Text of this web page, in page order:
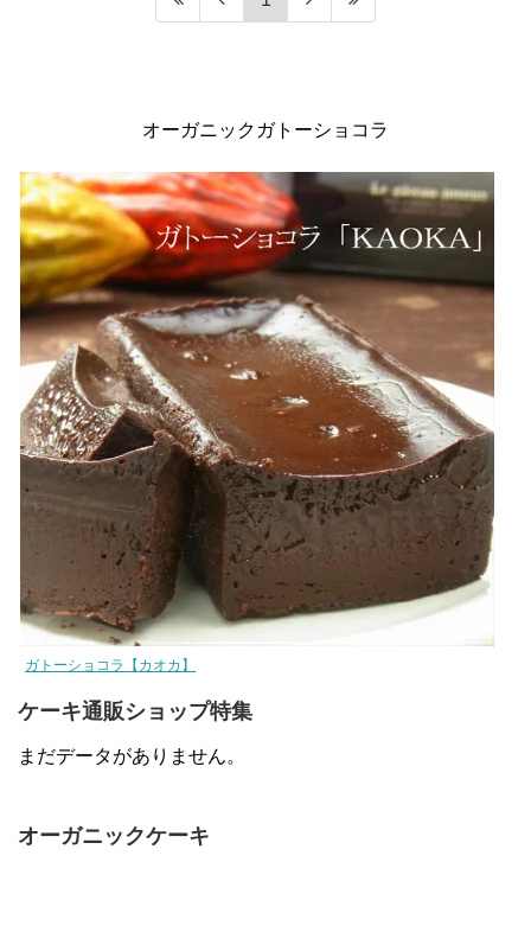
オーガニックガトーショコラ
ガトーショコラ【カオカ】
ケーキ通販ショップ特集
まだデータがありません。
オーガニックケーキ